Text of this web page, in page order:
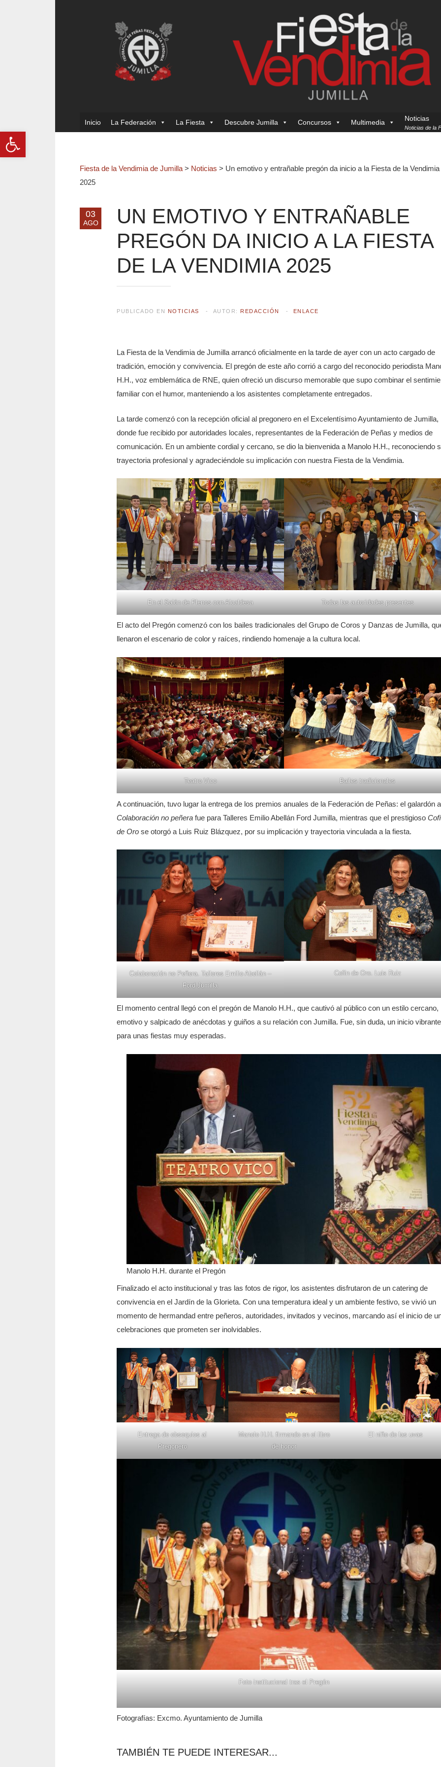
Abrir barra de herramientas
Inicio La Federación La Fiesta Descubre Jumilla Concursos Multimedia Noticias
Noticias de la
Fiesta de la Vendimia de Jumilla > Noticias > Un emotivo y entrañable pregón da inicio a la Fiesta de la Vendimia
2025
03
AGO
UN EMOTIVO Y ENTRAÑABLE
PREGÓN DA INICIO A LA FIESTA
DE LA VENDIMIA 2025
PUBLICADO EN NOTICIAS AUTOR: REDACCIÓN ENLACE
La Fiesta de la Vendimia de Jumilla arrancó oficialmente en la tarde de ayer con un acto cargado de
tradición, emoción y convivencia. El pregón de este año corrió a cargo del reconocido periodista
H.H., voz emblemática de RNE, quien ofreció un discurso memorable que supo combinar el
familiar con el humor, manteniendo a los asistentes completamente entregados.
La tarde comenzó con la recepción oficial al pregonero en el Excelentísimo Ayuntamiento de Jumilla,
donde fue recibido por autoridades locales, representantes de la Federación de Peñas y medios de
comunicación. En un ambiente cordial y cercano, se dio la bienvenida a Manolo H.H., reconociendo
trayectoria profesional y agradeciéndole su implicación con nuestra Fiesta de la Vendimia.
En el Salón de Plenos con Alcaldesa Todas las autoridades presentes
El acto del Pregón comenzó con los bailes tradicionales del Grupo de Coros y Danzas de Jumilla,
llenaron el escenario de color y raíces, rindiendo homenaje a la cultura local.
Teatro Vico Bailes tradicionales
A continuación, tuvo lugar la entrega de los premios anuales de la Federación de Peñas: el galardón
Colaboración no peñera fue para Talleres Emilio Abellán Ford Jumilla, mientras que el prestigioso
de Oro se otorgó a Luis Ruiz Blázquez, por su implicación y trayectoria vinculada a la fiesta.
Colaboración no Peñera. Talleres Emilio Abellán –
Ford Jumilla
Cofín de Oro. Luis Ruiz
El momento central llegó con el pregón de Manolo H.H., que cautivó al público con un estilo cercano,
emotivo y salpicado de anécdotas y guiños a su relación con Jumilla. Fue, sin duda, un inicio vibrante
para unas fiestas muy esperadas.
Manolo H.H. durante el Pregón
Finalizado el acto institucional y tras las fotos de rigor, los asistentes disfrutaron de un catering de
convivencia en el Jardín de la Glorieta. Con una temperatura ideal y un ambiente festivo, se vivió un
momento de hermandad entre peñeros, autoridades, invitados y vecinos, marcando así el inicio de
celebraciones que prometen ser inolvidables.
Entrega de obsequios al
Pregonero
Manolo H.H. firmando en el libro
de honor
El niño de las uvas
Foto institucional tras el Pregón
Fotografías: Excmo. Ayuntamiento de Jumilla
TAMBIÉN TE PUEDE INTERESAR...